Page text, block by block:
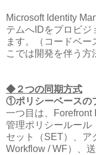
Microsoft Identity
テムへIDをプロビジ
ます。（コードベー
こでは開発を伴う方
◆２つの同期方式
①ポリシーベースの
一つ目は、Forefront
管理ポリシールール
セット（SET）、ア
Workflow / WF）、